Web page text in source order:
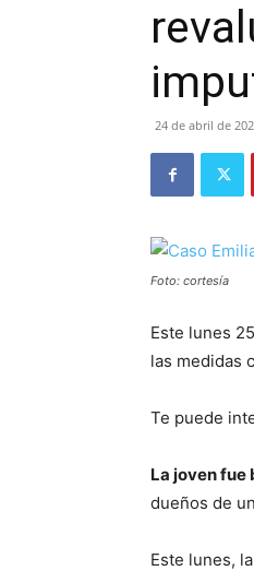
24 de abril de
Foto: cortesía
Este lunes
las medidas
Te puede
La joven fue
dueños de
Este lunes,